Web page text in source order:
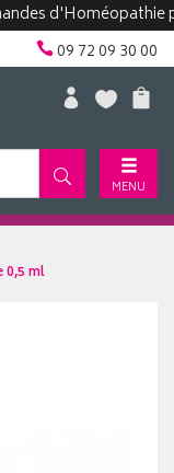
d'Homéopathie
09 72 09 30 00
MENU
0,5 ml